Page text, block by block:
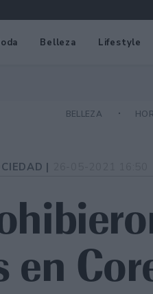
Belleza Lifestyle
BELLEZA
|
en